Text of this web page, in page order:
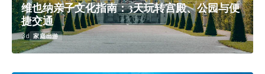
维也纳亲子文化指南：3天玩转宫殿、公园与便
捷交通
3d 家庭出游